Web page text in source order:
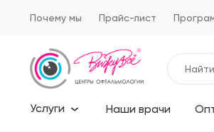
Почему мы Прайс-лист
Услуги Наши врачи